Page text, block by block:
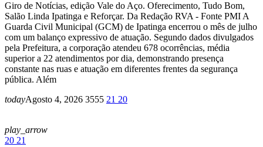
Giro de Notícias, edição Vale do Aço. Oferecimento, Tudo Bom,
Salão Linda Ipatinga e Reforçar. Da Redação RVA - Fonte PMI A
Guarda Civil Municipal (GCM) de Ipatinga encerrou o mês de julho
com um balanço expressivo de atuação. Segundo dados divulgados
pela Prefeitura, a corporação atendeu 678 ocorrências, média
superior a 22 atendimentos por dia, demonstrando presença
constante nas ruas e atuação em diferentes frentes da segurança
pública. Além
todayAgosto 4, 2026 3555 21 20
play_arrow
20 21